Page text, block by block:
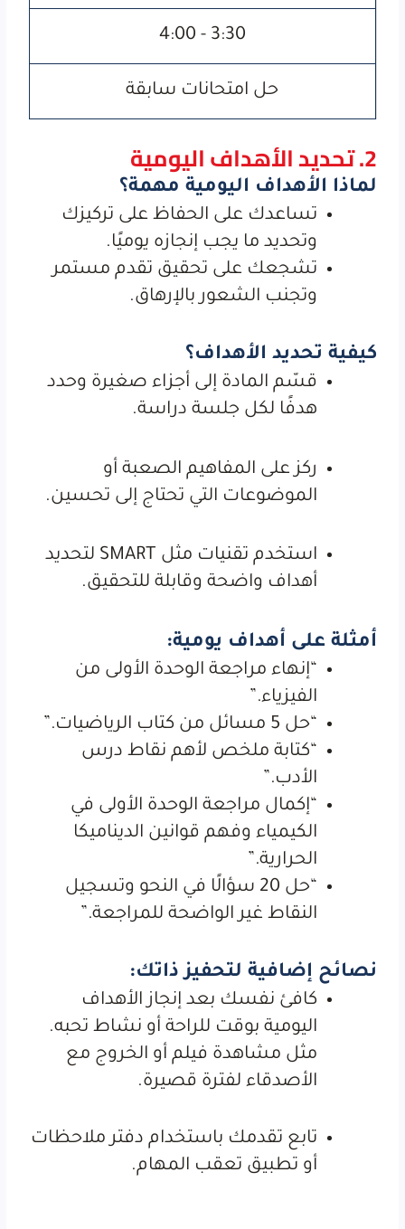
3:30 - 4:00
حل امتحانات سابقة
2. تحديد الأهداف اليومية
لماذا الأهداف اليومية مهمة؟
تساعدك على الحفاظ على تركيزك
وتحديد ما يجب إنجازه يوميًا.
تشجعك على تحقيق تقدم مستمر
وتجنب الشعور بالإرهاق.
كيفية تحديد الأهداف؟
قسّم المادة إلى أجزاء صغيرة وحدد
هدفًا لكل جلسة دراسة.
ركز على المفاهيم الصعبة أو
الموضوعات التي تحتاج إلى تحسين.
استخدم تقنيات مثل SMART لتحديد
أهداف واضحة وقابلة للتحقيق.
أمثلة على أهداف يومية:
“إنهاء مراجعة الوحدة الأولى من
الفيزياء.”
“حل 5 مسائل من كتاب الرياضيات.”
“كتابة ملخص لأهم نقاط درس
الأدب.”
“إكمال مراجعة الوحدة الأولى في
الكيمياء وفهم قوانين الديناميكا
الحرارية.”
“حل 20 سؤالًا في النحو وتسجيل
النقاط غير الواضحة للمراجعة.”
نصائح إضافية لتحفيز ذاتك:
كافئ نفسك بعد إنجاز الأهداف
اليومية بوقت للراحة أو نشاط تحبه.
مثل مشاهدة فيلم أو الخروج مع
الأصدقاء لفترة قصيرة.
تابع تقدمك باستخدام دفتر ملاحظات
أو تطبيق تعقب المهام.